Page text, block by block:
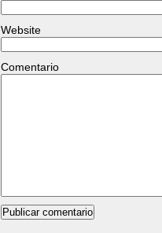
Website
Comentario